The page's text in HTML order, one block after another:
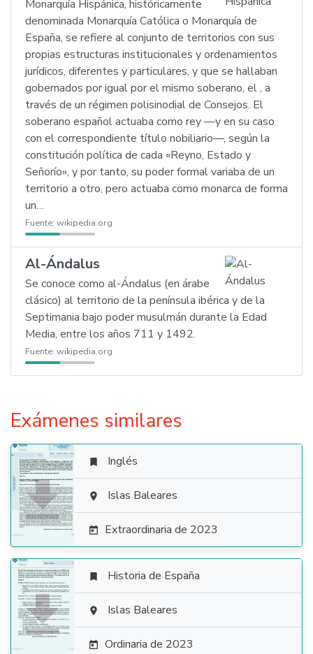
Monarquía Hispánica, históricamente
denominada Monarquía Católica o Monarquía de
España, se refiere al conjunto de territorios con sus
propias estructuras institucionales y ordenamientos
jurídicos, diferentes y particulares, y que se hallaban
gobernados por igual por el mismo soberano, el , a
través de un régimen polisinodial de Consejos. El
soberano español actuaba como rey —y en su caso
con el correspondiente título nobiliario—, según la
constitución política de cada «Reyno, Estado y
Señorío», y por tanto, su poder formal variaba de un
territorio a otro, pero actuaba como monarca de forma
un…
Fuente: wikipedia.org
Al-Ándalus
Se conoce como al-Ándalus (en árabe
clásico) al territorio de la península ibérica y de la
Septimania bajo poder musulmán durante la Edad
Media, entre los años 711 y 1492.
Fuente: wikipedia.org
Exámenes similares

 Inglés
 Islas Baleares
 Extraordinaria de 2023

 Historia de España
 Islas Baleares
 Ordinaria de 2023